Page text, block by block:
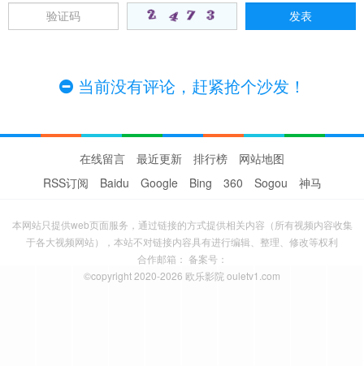
当前没有评论，赶紧抢个沙发！
在线留言 最近更新 排行榜
网站地图
RSS订阅
Baidu Google Bing 360 Sogou 神马
本网站只提供web页面服务，通过链接的方式提供相关内容（所有视频内容收集
于各大视频网站），本站不对链接内容具有进行编辑、整理、修改等权利
合作邮箱： 备案号：
©copyright 2020-2026 欧乐影院 ouletv1.com